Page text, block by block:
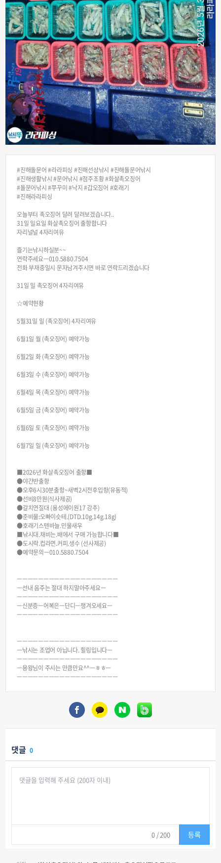
#진해돌문어 #라라피싱 #진해선상낚시 #진해돌문어낚시
#진해생활낚시 #문어낚시 #점주조황 #화살촉오징어
#돌문어낚시 #쭈꾸미 #낙지 #갑오징어 #호래기
#진해라라피싱
오늘부터 촉오징어 달려 달려보겠습니다..
31일 일요일 화살촉오징어 출항합니다
자리널널 4자리여유
즐기는낚시하실분~~
연락주세요ㅡ010.5880.7504
전화 부재중일시 문자남겨주시면 바로 연락드리겠습니다
31일 일 촉오징어 4자리여유
☆예약현황
5월31일 일 (촉오징어) 4자리여유
6월1일 월 (촉오징어) 예약가능
6월2일 화 (촉오징어) 예약가능
6월3일 수 (촉오징어) 예약가능
6월4일 목 (촉오징어) 예약가능
6월5일 금 (촉오징어) 예약가능
6월6일 토 (촉오징어) 예약가능
6월7일 일 (촉오징어) 예약가능
■2026년 화살촉오징어 출항■
●야간반출항
●오후6시30분출항~새벽2시전후입항(유동적)
●선비8만원(식사제공)
●갈치연질대 (용성에이원17 강추)
●준비물:오빠이슷테.(DTD.10g.14g.18g)
●호래기스텐바늘.민물새우
■낚시대.채비는.배에서 구매 가능합니다■
●도시락.컵라면.커피.생수 (선사제공)
●예약문의ㅡ010.5880.7504
ㅡㅡㅡㅡㅡㅡㅡㅡㅡㅡㅡㅡㅡㅡㅡㅡㅡㅡㅡ
ㅡ선내 음주는 절대 하지말아주세요ㅡ
ㅡㅡㅡㅡㅡㅡㅡㅡㅡㅡㅡㅡㅡㅡㅡㅡㅡㅡㅡ
ㅡ신분증ㅡ어복은ㅡ단디ㅡ챙겨오세요ㅡ
ㅡㅡㅡㅡㅡㅡㅡㅡㅡㅡㅡㅡㅡㅡㅡㅡㅡㅡㅡ
ㅡㅡㅡㅡㅡㅡㅡㅡㅡㅡㅡㅡㅡㅡㅡㅡㅡㅡㅡ
ㅡ낚시는 조업어 아닙니다. 힐링입니다ㅡ
ㅡㅡㅡㅡㅡㅡㅡㅡㅡㅡㅡㅡㅡㅡㅡㅡㅡㅡㅡ
ㅡ용왕님이 주시는 만큼만요^^ㅡㅎㅎㅡ
ㅡㅡㅡㅡㅡㅡㅡㅡㅡㅡㅡㅡㅡㅡㅡㅡㅡㅡㅡ
댓글 0
0/ 200 등록